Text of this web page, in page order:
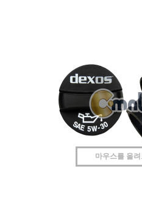
마우스를 올